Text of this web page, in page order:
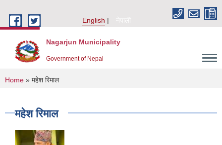
English
नेपाली
Nagarjun Municipality
Government of Nepal
You are here
Home » महेश रिमाल
महेश रिमाल